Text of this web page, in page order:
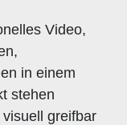
Video,
in einem
stehen
greifbar